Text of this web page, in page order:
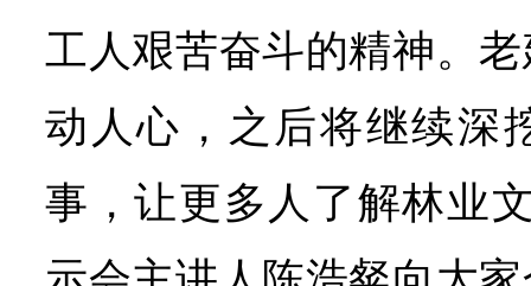
工人艰苦奋斗的精神。
动人心，之后将继续深
事，让更多人了解林业